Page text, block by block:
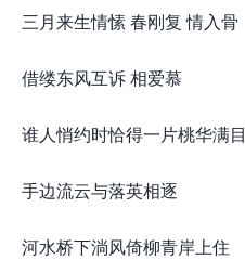
三月来生情愫 春刚复 情入骨
借缕东风互诉 相爱慕
谁人悄约时恰得一片桃华满目
手边流云与落英相逐
河水桥下淌风倚柳青岸上住